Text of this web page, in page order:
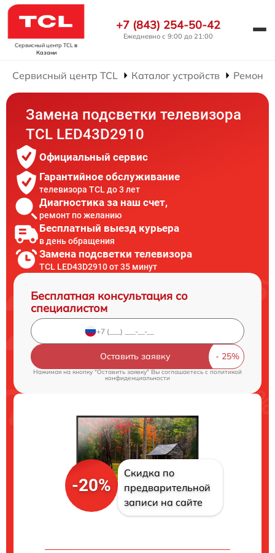
Сервисный центр TCL в
Казани
+7 (843) 254-50-42
Ежедневно с 9:00 до 21:00
Сервисный центр TCL Каталог устройств Ремонт
Замена подсветки телевизора
TCL LED43D2910
Официальный сервис
Гарантийное обслуживание
телевизора TCL до 3 лет
Диагностика за наш счет,
ремонт по желанию
Бесплатный выезд курьера
в день обращения
Замена подсветки телевизора
TCL LED43D2910 от 35 минут
Бесплатная консультация со
специалистом
Оставить заявку
Нажимая на кнопку "Оставить заявку" Вы соглашаетесь cполитикой
конфиденциальности
-20%
Скидка по
предварительной
записи на сайте